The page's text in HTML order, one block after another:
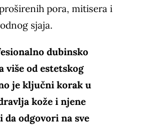
pora, mitisera i
sjaja.
dubinsko
više od estetskog
je ključni korak u
kože i njene
da odgovori na sve